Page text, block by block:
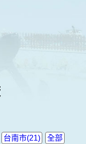
全部
台南市(21)